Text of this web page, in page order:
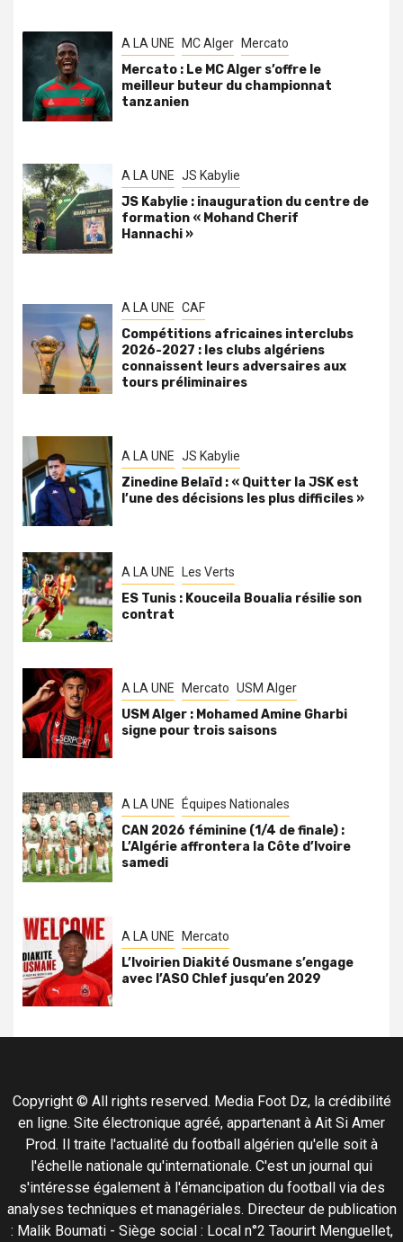
A LA UNE MC Alger Mercato
Mercato : Le MC Alger s’offre le
meilleur buteur du championnat
tanzanien
A LA UNE JS Kabylie
JS Kabylie : inauguration du centre de
formation « Mohand Cherif
Hannachi »
A LA UNE CAF
Compétitions africaines interclubs
2026-2027 : les clubs algériens
connaissent leurs adversaires aux
tours préliminaires
A LA UNE JS Kabylie
Zinedine Belaïd : « Quitter la JSK est
l’une des décisions les plus difficiles »
A LA UNE Les Verts
ES Tunis : Kouceila Boualia résilie son
contrat
A LA UNE Mercato USM Alger
USM Alger : Mohamed Amine Gharbi
signe pour trois saisons
A LA UNE Équipes Nationales
CAN 2026 féminine (1/4 de finale) :
L’Algérie affrontera la Côte d’Ivoire
samedi
A LA UNE Mercato
L’Ivoirien Diakité Ousmane s’engage
avec l’ASO Chlef jusqu’en 2029
Copyright © All rights reserved. Media Foot Dz, la crédibilité
en ligne. Site électronique agréé, appartenant à Ait Si Amer
Prod. Il traite l'actualité du football algérien qu'elle soit à
l'échelle nationale qu'internationale. C'est un journal qui
s'intéresse également à l'émancipation du football via des
analyses techniques et managériales. Directeur de publication
: Malik Boumati - Siège social : Local n°2 Taourirt Menguellet,